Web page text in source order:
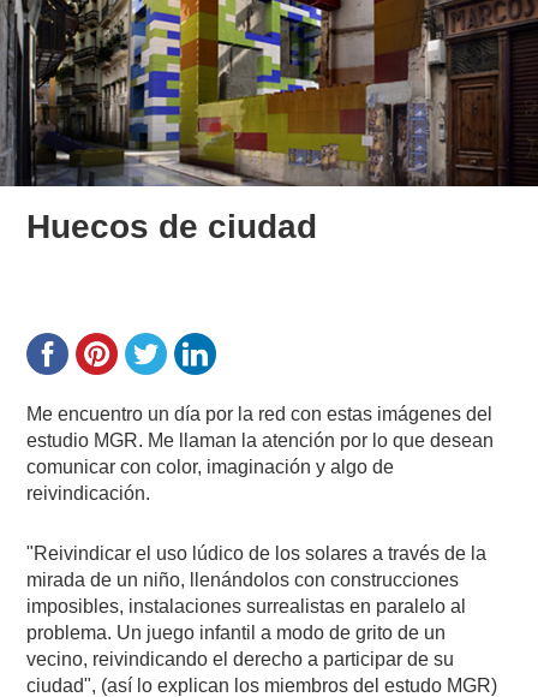
Huecos de ciudad
Me encuentro un día por la red con estas imágenes del
estudio MGR. Me llaman la atención por lo que desean
comunicar con color, imaginación y algo de
reivindicación.
"Reivindicar el uso lúdico de los solares a través de la
mirada de un niño, llenándolos con construcciones
imposibles, instalaciones surrealistas en paralelo al
problema. Un juego infantil a modo de grito de un
vecino, reivindicando el derecho a participar de su
ciudad", (así lo explican los miembros del estudo MGR)